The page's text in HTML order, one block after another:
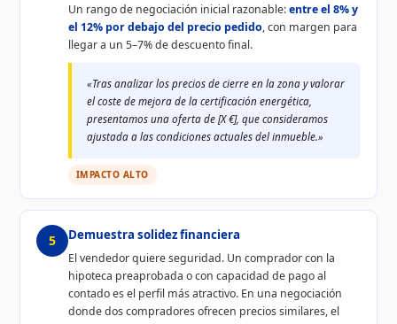
Un rango de negociación inicial razonable:entre el 8% y
el 12% por debajo del precio pedido, con margen para
llegar a un 5–7% de descuento final.
«Tras analizar los precios de cierre en la zona y valorar
el coste de mejora de la certificación energética,
presentamos una oferta de [X €], que consideramos
ajustada a las condiciones actuales del inmueble.»
IMPACTO ALTO
5 Demuestra solidez financiera
El vendedor quiere seguridad. Un comprador con la
hipoteca preaprobada o con capacidad de pago al
contado es el perfil más atractivo. En una negociación
donde dos compradores ofrecen precios similares, el